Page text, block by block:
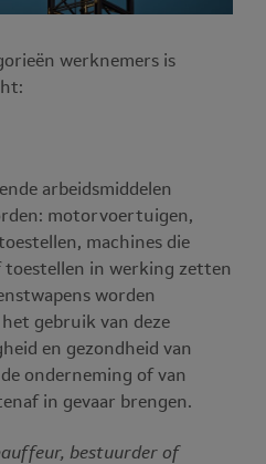
werknemers is
arbeidsmiddelen
motorvoertuigen,
machines die
toestellen in werking zetten
worden
gebruik van deze
en gezondheid van
onderneming of van
in gevaar brengen.
bestuurder of